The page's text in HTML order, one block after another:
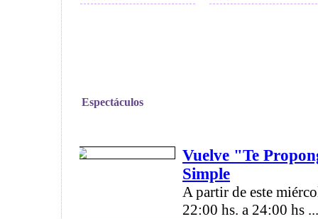
Espectáculos
Vuelve "Te
Simple
A partir de este
22:00 hs. a 24:00 hs ...